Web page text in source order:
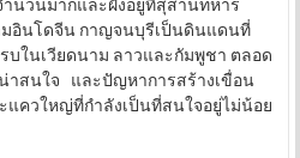
นวนมากและฝังอยู่ที่สุสานทหาร
อินโดจีน กาญจนบุรีเป็นดินแดนที่
บในเวียดนาม ลาวและกัมพูชา ตลอด
าสนใจ และปัญหาการสร้างเขื่อน
ควใหญ่ที่กำลังเป็นที่สนใจอยู่ไม่น้อย